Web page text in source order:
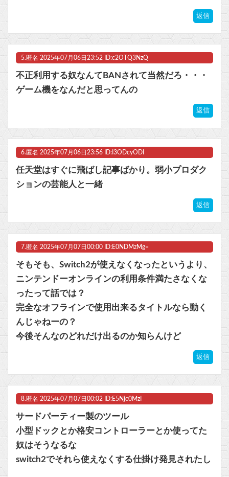
返信
5. 匿名 2025年07月06日23:52 ID:c2OTQ3NzQ
不正利用する奴なんてBANされて当然だろ・・・
ゲーム機をなんだと思ってんの
返信
6. 匿名 2025年07月06日23:56 ID:I3ODcyODI
任天堂はすぐに飛ばし記事ばかり。弱小プロダク
ションの芸能人と一緒
返信
7. 匿名 2025年07月07日00:00 ID:E0NDMzMg=
そもそも、Switch2が使えなくなったというより、
ニンテンドーオンラインの利用条件満たさなくな
ったって話では？
完全なオフラインで使用出来るタイトルなら動く
んじゃねーの？
今後そんなのどれだけ出るのか知らんけど
返信
8. 匿名 2025年07月07日00:02 ID:E5Njc0MzI
サードパーティー製のツール
小型ドックとか格安コントローラーとか使ってた
奴はそうなるな
switch2でそれら使えなくする仕掛け発見されたし